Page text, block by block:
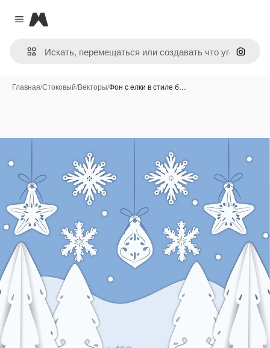
Close menu
Magnific
Поиск
Главная/Стоковый/Векторы/Фон с елки в стиле б…